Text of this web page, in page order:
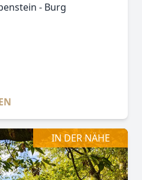
- Burg
IN DER NÄHE